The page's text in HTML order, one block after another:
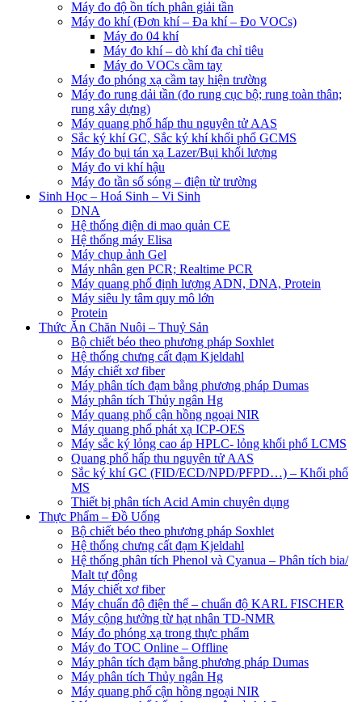
Máy đo độ ồn tích phân giải tần
Máy đo khí (Đơn khí – Đa khí – Đo VOCs)
Máy đo 04 khí
Máy đo khí – dò khí đa chỉ tiêu
Máy đo VOCs cầm tay
Máy đo phóng xạ cầm tay hiện trường
Máy đo rung dải tần (đo rung cục bộ; rung toàn thân;
rung xây dựng)
Máy quang phổ hấp thu nguyên tử AAS
Sắc ký khí GC, Sắc ký khí khối phổ GCMS
Máy đo bụi tán xạ Lazer/Bụi khối lượng
Máy đo vi khí hậu
Máy đo tần số sóng – điện từ trường
Sinh Học – Hoá Sinh – Vi Sinh
DNA
Hệ thống điện di mao quản CE
Hệ thống máy Elisa
Máy chụp ảnh Gel
Máy nhân gen PCR; Realtime PCR
Máy quang phổ định lượng ADN, DNA, Protein
Máy siêu ly tâm quy mô lớn
Protein
Thức Ăn Chăn Nuôi – Thuỷ Sản
Bộ chiết béo theo phương pháp Soxhlet
Hệ thống chưng cất đạm Kjeldahl
Máy chiết xơ fiber
Máy phân tích đạm bằng phương pháp Dumas
Máy phân tích Thủy ngân Hg
Máy quang phổ cận hồng ngoại NIR
Máy quang phổ phát xạ ICP-OES
Máy sắc ký lỏng cao áp HPLC- lỏng khối phổ LCMS
Quang phổ hấp thu nguyên tử AAS
Sắc ký khí GC (FID/ECD/NPD/PFPD…) – Khối phổ
MS
Thiết bị phân tích Acid Amin chuyên dụng
Thực Phẩm – Đồ Uống
Bộ chiết béo theo phương pháp Soxhlet
Hệ thống chưng cất đạm Kjeldahl
Hệ thống phân tích Phenol và Cyanua – Phân tích bia/
Malt tự động
Máy chiết xơ fiber
Máy chuẩn độ điện thế – chuẩn độ KARL FISCHER
Máy cộng hưởng từ hạt nhân TD-NMR
Máy đo phóng xạ trong thực phẩm
Máy đo TOC Online – Offline
Máy phân tích đạm bằng phương pháp Dumas
Máy phân tích Thủy ngân Hg
Máy quang phổ cận hồng ngoại NIR